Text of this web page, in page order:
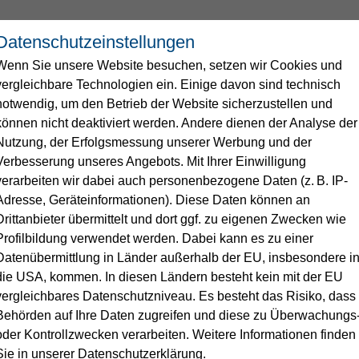
Umwelt Karriere & Ausbildung
FAQs zur
Streitbeilegung
Einspeisung
Biogasanlagen
Nahwärme
Messstellenbetrieb Strom
Installateure
Digitaler Stromzähler
GWN-Wiki
zur Verarbeitung personenbezogener Daten von
Datenschutzgrundverordnung (DSGVO)
dienen der Transparenz sowie der Ausübung
mit der Verarbeitung personenbezogener Daten.
Daten sind alle Informationen, die sich auf Sie als
Sie unsere Website besuchen, setzen wir Cookies und
Technologien ein. Einige davon sind technisch
um den Betrieb der Website sicherzustellen und
nicht deaktiviert werden. Andere dienen der Analyse der
der Erfolgsmessung unserer Werbung und der
unseres Angebots. Mit Ihrer Einwilligung
wir dabei auch personenbezogene Daten (z. B. IP-
Geräteinformationen). Diese Daten können an
übermittelt und dort ggf. zu eigenen Zwecken wie
verwendet werden. Dabei kann es zu einer
in Länder außerhalb der EU, insbesondere in
USA, kommen. In diesen Ländern besteht kein mit der EU
Datenschutzniveau. Es besteht das Risiko, dass
auf Ihre Daten zugreifen und diese zu
Kontrollzwecken verarbeiten. Weitere Informationen finden
in unserer Datenschutzerklärung.